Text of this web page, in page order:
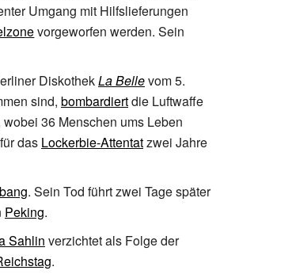
Umgang mit Hilfslieferungen
vorgeworfen werden. Sein
DiskothekLa Bellevom 5.
sind, bombardiertdie Luftwaffe
wobei 36 Menschen ums Leben
das Lockerbie-Attentatzwei Jahre
. Sein Tod führt zwei Tage später
Peking.
Sahlin verzichtet als Folge der
.